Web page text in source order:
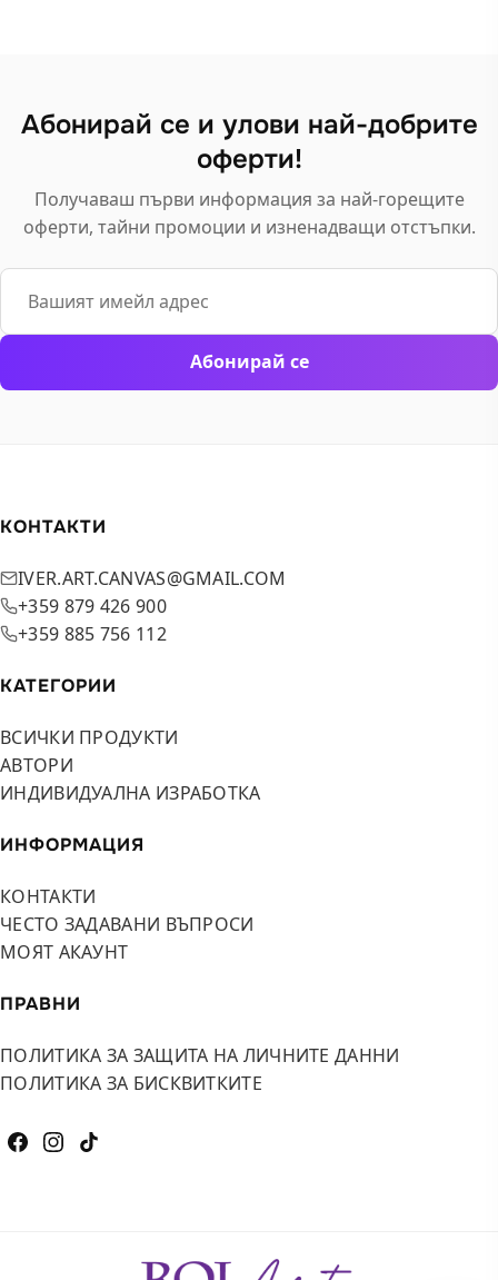
be
the
product
page
be
the
product
page
Абонирай се и улови най-добрите
оферти!
Получаваш първи информация за най-горещите
оферти, тайни промоции и изненадващи отстъпки.
Email
Абонирай се
КОНТАКТИ
IVER.ART.CANVAS@GMAIL.COM
+359 879 426 900
+359 885 756 112
КАТЕГОРИИ
ВСИЧКИ ПРОДУКТИ
АВТОРИ
ИНДИВИДУАЛНА ИЗРАБОТКА
ИНФОРМАЦИЯ
КОНТАКТИ
ЧЕСТО ЗАДАВАНИ ВЪПРОСИ
МОЯТ АКАУНТ
ПРАВНИ
ПОЛИТИКА ЗА ЗАЩИТА НА ЛИЧНИТЕ ДАННИ
ПОЛИТИКА ЗА БИСКВИТКИТЕ